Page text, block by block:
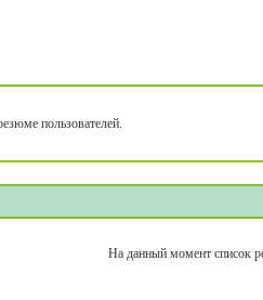
пользователей.
На данный момент список